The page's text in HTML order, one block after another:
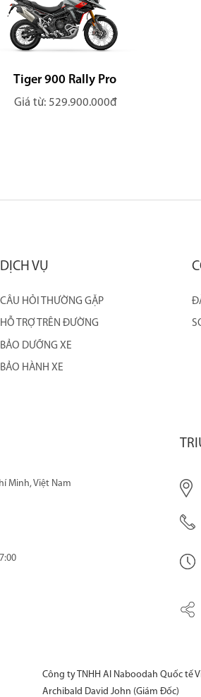
Tiger 900 Rally Pro
Giá từ: 529.900.000đ
DỊCH VỤ
CÂU HỎI THƯỜNG GẶP
HỖ TRỢ TRÊN ĐƯỜNG
BẢO DƯỠNG XE
BẢO HÀNH XE
Minh, Việt Nam
Công ty TNHH Al Naboodah Quốc tế
Archibald David John (Giám Đốc)